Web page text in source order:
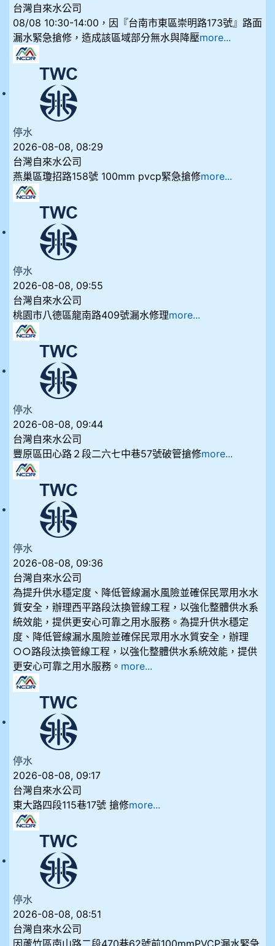
台灣自來水公司
08/08 10:30-14:00，因『台南市東區崇明路173號』路面
漏水緊急搶修，造成該區域部分無水與降壓more...
停水
2026-08-08, 08:29
台灣自來水公司
燕巢區瓊招路158號 100mm pvcp緊急搶修more...
停水
2026-08-08, 09:55
台灣自來水公司
桃園市八德區龍南路409號漏水修理more...
停水
2026-08-08, 09:44
台灣自來水公司
豐原區田心路２段二六七中巷57號破管搶修more...
停水
2026-08-08, 09:36
台灣自來水公司
為提升供水穩定度、降低管線漏水風險並確保民眾用水水
質安全，辦理西平路段汰換管線工程，以強化整體供水系
統效能，提供更安心可靠之用水服務。為提升供水穩定
度、降低管線漏水風險並確保民眾用水水質安全，辦理
○○路段汰換管線工程，以強化整體供水系統效能，提供
更安心可靠之用水服務。 more...
停水
2026-08-08, 09:17
台灣自來水公司
東大路四段115巷17號 搶修more...
停水
2026-08-08, 08:51
台灣自來水公司
因蘆竹區南山路二段470巷62號前100mmPVCP漏水緊急